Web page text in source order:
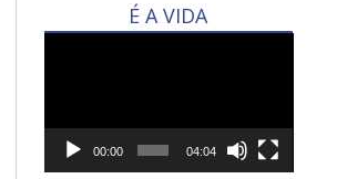
É A VIDA
00:00 04:04